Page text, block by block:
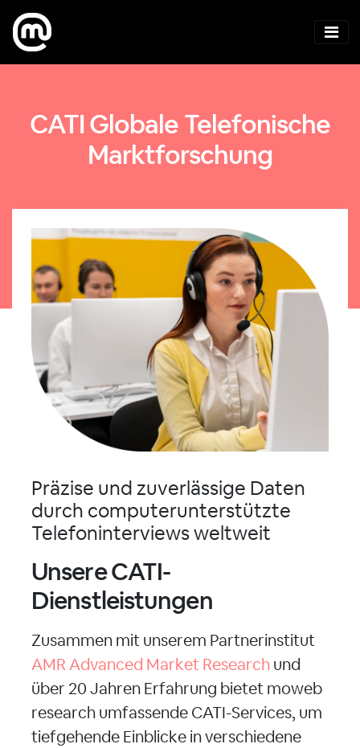
CATI Globale Telefonische
Marktforschung
Präzise und zuverlässige Daten
durch computerunterstützte
Telefoninterviews weltweit
Unsere CATI-
Dienstleistungen
Zusammen mit unserem Partnerinstitut
AMR Advanced Market Research und
über 20 Jahren Erfahrung bietet moweb
research umfassende CATI-Services, um
tiefgehende Einblicke in verschiedene